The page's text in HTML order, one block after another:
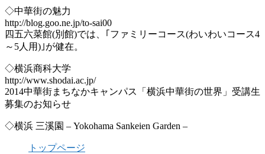
◇中華街の魅力
http://blog.goo.ne.jp/to-sai00
四五六菜館(別館)では、｢ファミリーコース(わいわいコース4
～5人用)｣が健在。
◇横浜商科大学
http://www.shodai.ac.jp/
2014中華街まちなかキャンパス「横浜中華街の世界」受講生
募集のお知らせ
◇横浜 三溪園 – Yokohama Sankeien Garden –
トップページ